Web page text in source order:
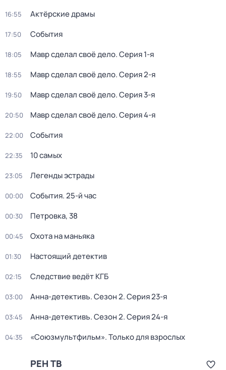
16:55 Актёрские драмы
17:50 События
18:05 Мавр сделал своё дело. Серия 1-я
18:55 Мавр сделал своё дело. Серия 2-я
19:50 Мавр сделал своё дело. Серия 3-я
20:50 Мавр сделал своё дело. Серия 4-я
22:00 События
22:35 10 самых
23:05 Легенды эстрады
00:00 События. 25-й час
00:30 Петровка, 38
00:45 Охота на маньяка
01:30 Настоящий детектив
02:15 Следствие ведёт КГБ
03:00 Анна-детективъ. Сезон 2. Серия 23-я
03:45 Анна-детективъ. Сезон 2. Серия 24-я
04:35 «Союзмультфильм». Только для взрослых
РЕН ТВ